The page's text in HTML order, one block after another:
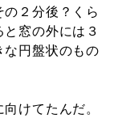
２分後？くら
窓の外には３
な円盤状のもの
けてたんだ。